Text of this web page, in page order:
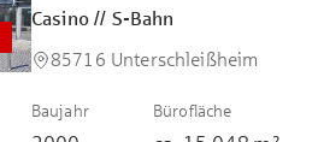
Casino // S-Bahn
85716 Unterschleißheim
Baujahr Bürofläche